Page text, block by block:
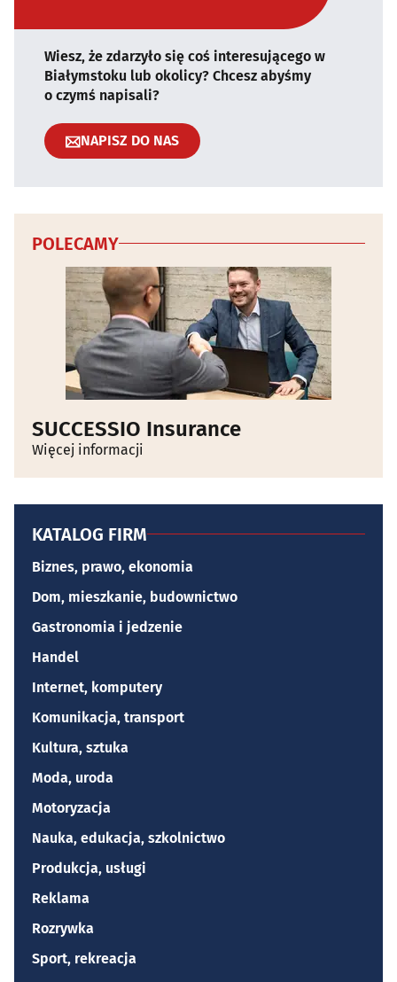
Wiesz, że zdarzyło się coś interesującego w
Białymstoku lub okolicy? Chcesz abyśmy
o czymś napisali?
NAPISZ DO NAS
POLECAMY
SUCCESSIO Insurance
Więcej informacji
KATALOG FIRM
Biznes, prawo, ekonomia
Dom, mieszkanie, budownictwo
Gastronomia i jedzenie
Handel
Internet, komputery
Komunikacja, transport
Kultura, sztuka
Moda, uroda
Motoryzacja
Nauka, edukacja, szkolnictwo
Produkcja, usługi
Reklama
Rozrywka
Sport, rekreacja